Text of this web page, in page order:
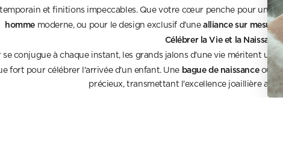
et finitions impeccables. Que votre cœur penche pour une
homme moderne, ou pour le design exclusif d'unealliance sur mesure,
Célébrer la Vie et la Naissance
se conjugue à chaque instant, les grands jalons d'une vie méritent un
fort pour célébrer l'arrivée d'un enfant. Une bague de naissanceou
précieux, transmettant l'excellence joaillière aux